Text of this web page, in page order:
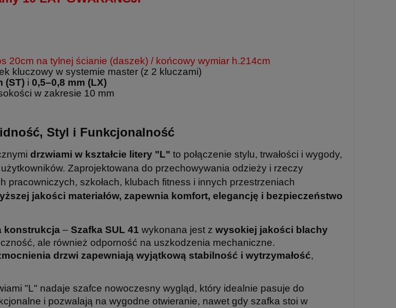
20cm na tylnej ścianie (daszek) / końcowy wymiar h.214cm
kluczowy w systemie master (z 2 kluczami)
(ST) i 0,5–0,8 mm (LX)
w zakresie 10 mm
Styl i Funkcjonalność
drzwiami w kształcie litery "L" to połączenie stylu, trwałości i wygody,
Zaprojektowana do przechowywania odzieży i rzeczy
szkołach, klubach fitness i innych przestrzeniach
jakości materiałów, zapewnia komfort, elegancję i bezpieczeństwo
konstrukcja – Szafka SUL 41 wykonana jest z wysokiej jakości blachy
ale również odporność na uszkodzenia mechaniczne.
drzwi zapewniają wyjątkową stabilność i wytrzymałość,
"L" nadaje szafce nowoczesny wygląd, który idealnie pasuje do
i pozwalają na wygodne otwieranie, nawet gdy szafka stoi w